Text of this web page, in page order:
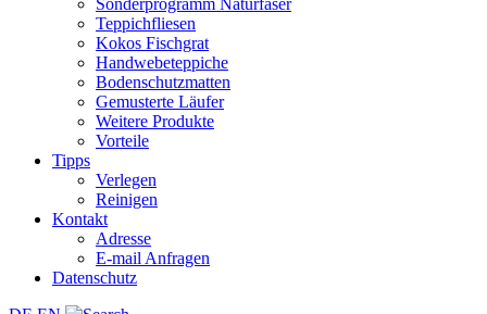
Sonderprogramm Naturfaser
Teppichfliesen
Kokos Fischgrat
Handwebeteppiche
Bodenschutzmatten
Gemusterte Läufer
Weitere Produkte
Vorteile
Tipps
Verlegen
Reinigen
Kontakt
Adresse
E-mail Anfragen
Datenschutz